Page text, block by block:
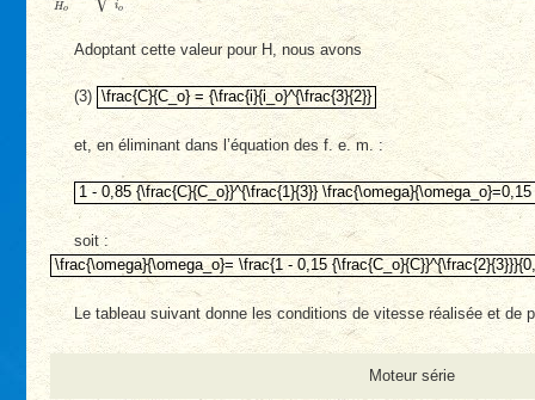
Ho
io
Adoptant cette valeur pour H, nous avons
(3) \frac{C}{C_o} = {\frac{i}{i_o}^{\frac{3}{2}}
\frac{C}{C_o} = {\frac{i}{i_o}^{\frac{3}{2}}
et, en éliminant dans l’équation des f. e. m. :
1 - 0,85 {\frac{C}{C_o}}^{\frac{1}{3}}
1 - 0,85 {\frac{C}{C_o}}^{\frac{1}{3}}
soit :
\frac{\omega}{\omega_o}= \frac{1 - 0,15
\frac{\omega}{\omega_o}= \frac{1 - 0,15
Le tableau suivant donne les conditions de vitesse réalisée et
Moteur série